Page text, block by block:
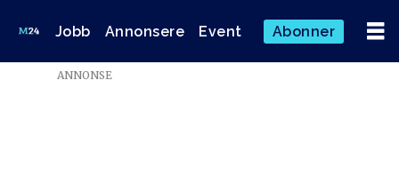
Jobb Annonsere Event Abonner
ANNONSE